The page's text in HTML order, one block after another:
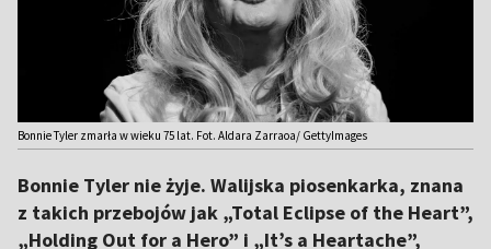
Bonnie Tyler zmarła w wieku 75 lat. Fot. Aldara Zarraoa/ GettyImages
Bonnie Tyler nie żyje. Walijska piosenkarka, znana
z takich przebojów jak „Total Eclipse of the Heart”,
„Holding Out for a Hero” i „It’s a Heartache”,